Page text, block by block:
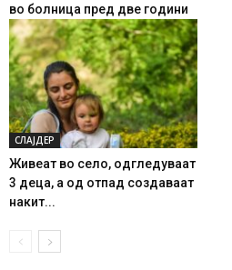
во болница пред две години
СЛАЈДЕР
Живеат во село, одгледуваат
3 деца, а од отпад создаваат
накит...